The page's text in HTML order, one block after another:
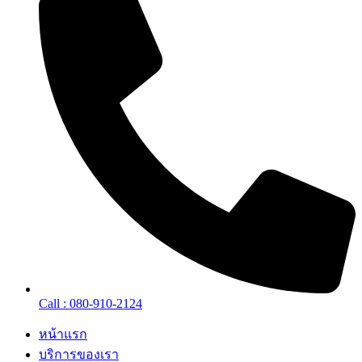
Call : 080-910-2124
หน้าแรก
บริการของเรา